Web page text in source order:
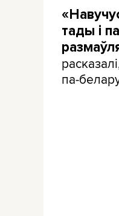
тады і
па-